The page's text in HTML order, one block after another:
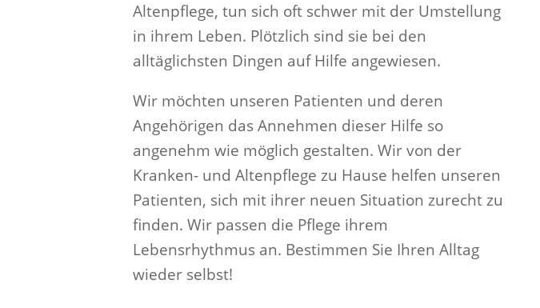
Altenpflege, tun sich oft schwer mit der Umstellung
in ihrem Leben. Plötzlich sind sie bei den
alltäglichsten Dingen auf Hilfe angewiesen.
Wir möchten unseren Patienten und deren
Angehörigen das Annehmen dieser Hilfe so
angenehm wie möglich gestalten. Wir von der
Kranken- und Altenpflege zu Hause helfen unseren
Patienten, sich mit ihrer neuen Situation zurecht zu
finden. Wir passen die Pflege ihrem
Lebensrhythmus an. Bestimmen Sie Ihren Alltag
wieder selbst!